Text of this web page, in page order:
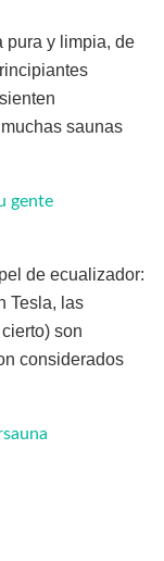
pura y limpia, de
saunas
gente
de ecualizador:
Tesla, las
son
considerados
sauna